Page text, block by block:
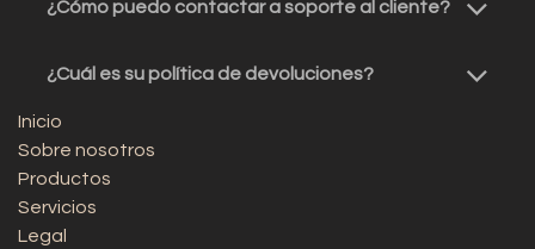
¿Cómo puedo contactar a soporte al cliente?
¿Cuál es su política de devoluciones?
Inicio
Sobre nosotros
Productos
Servicios
Legal